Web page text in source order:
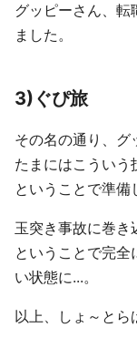
グッピーさん、転
ました。
3)ぐぴ旅
その名の通り、グ
たまにはこういう
ということで準備
玉突き事故に巻
ということで完
い状態に...。
以上、しょ～とら